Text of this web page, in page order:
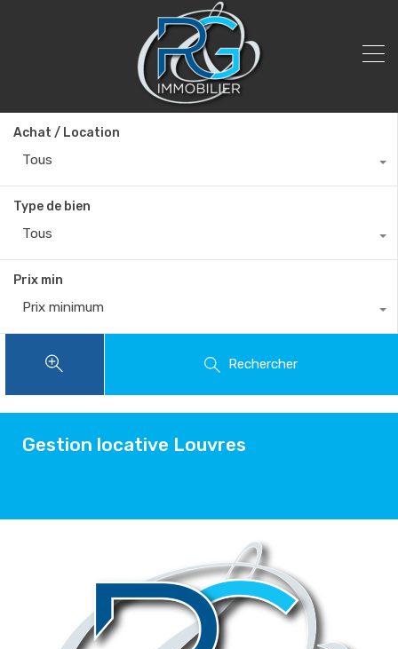
Achat / Location
Tous
Type de bien
Tous
Prix min
Prix minimum
Rechercher
Gestion locative Louvres